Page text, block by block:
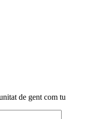
de gent com tu